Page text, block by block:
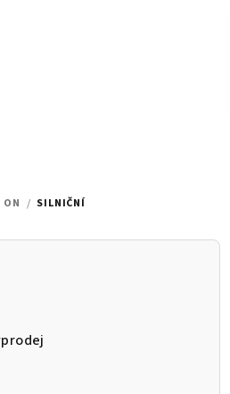
ON / SILNIČNÍ